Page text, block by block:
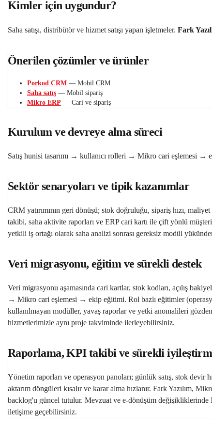
Kimler için uygundur?
Saha satışı, distribütör ve hizmet satışı yapan işletmeler. Fark
Önerilen çözümler ve ürünler
Porkod CRM — Mobil CRM
Saha satış — Mobil sipariş
Mikro ERP — Cari ve sipariş
Kurulum ve devreye alma süreci
Satış hunisi tasarımı → kullanıcı rolleri → Mikro cari eşlemesi →
Sektör senaryoları ve tipik kazanımlar
CRM yatırımının geri dönüşü; stok doğruluğu, sipariş hızı,
takibi, saha aktivite raporları ve ERP cari kartı ile çift yönlü
yetkili iş ortağı olarak saha analizi sonrası gereksiz modül
Veri migrasyonu, eğitim ve sürekli destek
Veri migrasyonu aşamasında cari kartlar, stok kodları, açılış
→ Mikro cari eşlemesi → ekip eğitimi. Rol bazlı eğitimler
kullanılmayan modüller, yavaş raporlar ve yetki anomalileri
hizmetlerimizle aynı proje takviminde ilerleyebilirsiniz.
Raporlama, KPI takibi ve sürekli
Yönetim raporları ve operasyon panoları; günlük satış, stok devir
aktarım döngüleri kısalır ve karar alma hızlanır. Fark Yazılım,
backlog'u güncel tutulur. Mevzuat ve e-dönüşüm
iletişime geçebilirsiniz.